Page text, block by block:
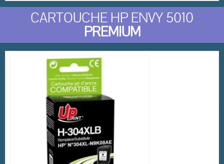
CARTOUCHE HP ENVY 5010
PREMIUM